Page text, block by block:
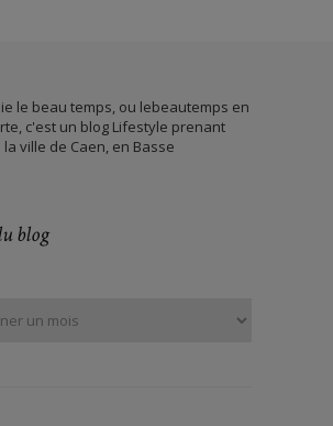
le beau temps, ou lebeautemps en
c'est un blog Lifestyle prenant
ville de Caen, en Basse
blog